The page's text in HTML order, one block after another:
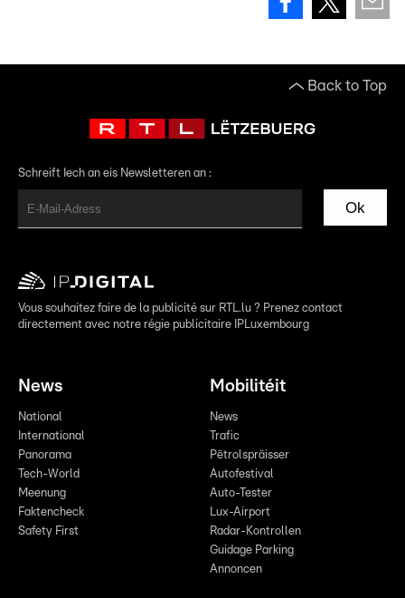
Back to Top
Schreift Iech an eis Newsletteren an :
Ok
Vous souhaitez faire de la publicité sur RTL.lu ? Prenez contact
directement avec notre régie publicitaire IPLuxembourg
News
National
International
Panorama
Tech-World
Meenung
Faktencheck
Safety First
Mobilitéit
News
Trafic
Pëtrolspräisser
Autofestival
Auto-Tester
Lux-Airport
Radar-Kontrollen
Guidage Parking
Annoncen